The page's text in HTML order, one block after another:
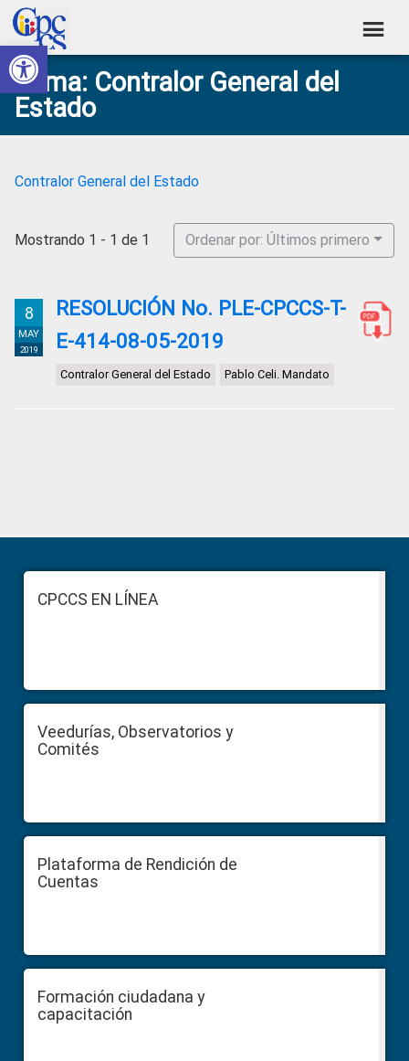
Abrir barra de herramientas
Skip
to
primary
navigation
Skip
to
main
content
Skip
to
primary
sidebar
Skip
to
footer
Consejo
de
Participación
Social
Construyendo
Poder
Ciudadano
Tema: Contralor General del
Estado
Contralor General del Estado
Mostrando 1 - 1 de 1 Ordenar por: Últimos primero
8
MAY
2019
RESOLUCIÓN No. PLE-CPCCS-T-
E-414-08-05-2019
Contralor General del Estado Pablo Celi. Mandato
Sidebar
FooterCPCCS EN LÍNEA
Veedurías, Observatorios y
Comités
Plataforma de Rendición de
Cuentas
Formación ciudadana y
capacitación